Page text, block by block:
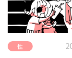
性